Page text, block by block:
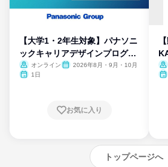
【大学1・2年生対象】パナソニ
ックキャリアデザインプログラ
ム
オンライン
2026年8月・9月・10月
1日
お気に入り
トップページへ